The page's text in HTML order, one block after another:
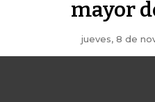
mayor
jueves, 8 de